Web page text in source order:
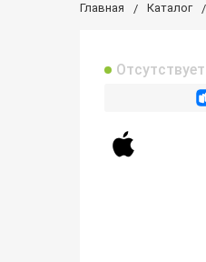
Главная Каталог
Отсутствует